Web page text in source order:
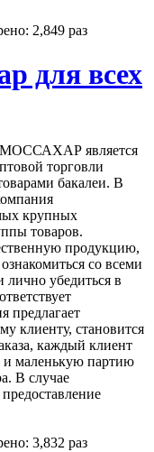
2,849 раз
для всех
МОССАХАР является
торговли
бакалеи. В
крупных
товаров.
продукцию,
со всеми
убедиться в
предлагает
клиенту, становится
каждый клиент
и маленькую партию
В случае
3,832 раз